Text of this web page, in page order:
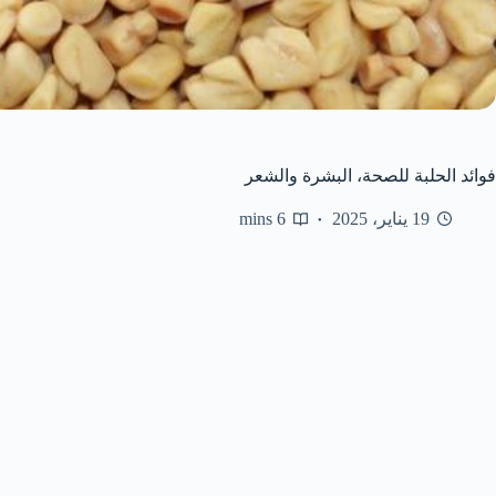
فوائد الحلبة للصحة، البشرة والشعر
19 يناير، 2025 6 mins